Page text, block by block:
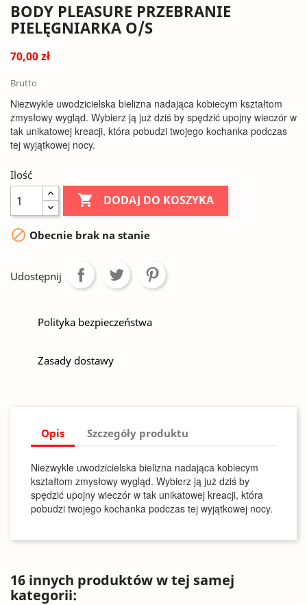
BODY PLEASURE PRZEBRANIE
PIELĘGNIARKA O/S
70,00 zł
Brutto
Niezwykle uwodzicielska bielizna nadająca kobiecym kształtom
zmysłowy wygląd. Wybierz ją już dziś by spędzić upojny wieczór w
tak unikatowej kreacji, która pobudzi twojego kochanka podczas
tej wyjątkowej nocy.
Ilość
 DODAJ DO KOSZYKA
 Obecnie brak na stanie
Udostępnij
Polityka bezpieczeństwa
Zasady dostawy
Opis Szczegóły produktu
Niezwykle uwodzicielska bielizna nadająca kobiecym
kształtom zmysłowy wygląd. Wybierz ją już dziś by
spędzić upojny wieczór w tak unikatowej kreacji, która
pobudzi twojego kochanka podczas tej wyjątkowej nocy.
16 innych produktów w tej samej
kategorii: